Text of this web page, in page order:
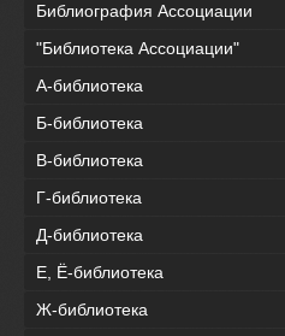
Библиография Ассоциации
"Библиотека Ассоциации"
А-библиотека
Б-библиотека
В-библиотека
Г-библиотека
Д-библиотека
Е, Ё-библиотека
Ж-библиотека